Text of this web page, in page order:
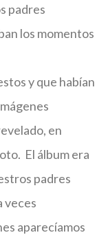
padres
los momentos
y que habían
en
El álbum era
padres
veces
aparecíamos